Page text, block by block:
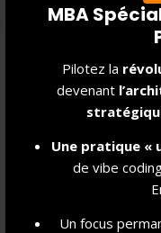
MBA
Pilotez la
devenant
Une pratique «
de vibe
Un focus
C
complémentarité de